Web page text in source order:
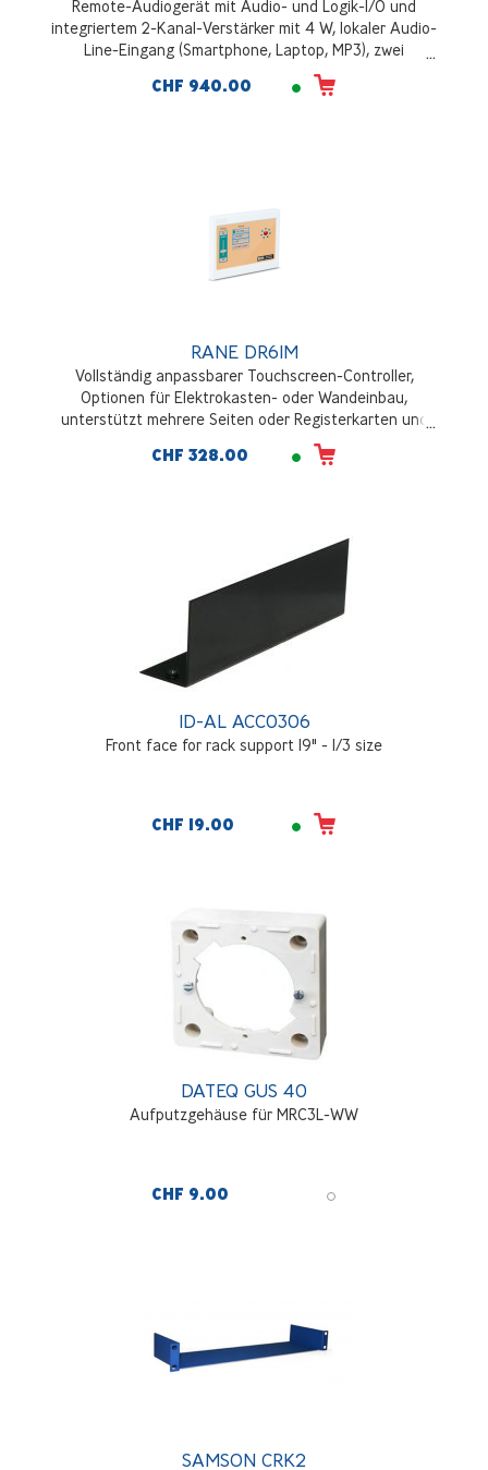
Remote-Audiogerät mit Audio- und Logik-I/O und
integriertem 2-Kanal-Verstärker mit 4 W, lokaler Audio-
Line-Eingang (Smartphone, Laptop, MP3), zwei
symmetrische Euroblock-Eingänge MIC / LINE / LINE+ ,
Pegelregelung und Quellenwahl
CHF 940.00
RANE DR6IM
Vollständig anpassbarer Touchscreen-Controller,
Optionen für Elektrokasten- oder Wandeinbau,
unterstützt mehrere Seiten oder Registerkarten und
jeden Satz von Ebenen, Kippschaltern, Selektoren
und/oder Befehlen
CHF 328.00
ID-AL ACC0306
Front face for rack support 19" - 1/3 size
CHF 19.00
DATEQ GUS 40
Aufputzgehäuse für MRC3L-WW
CHF 9.00
SAMSON CRK2